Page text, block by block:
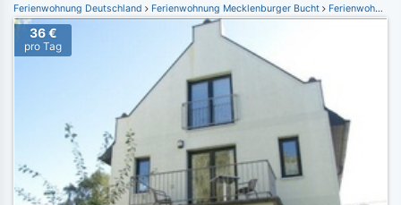
Ferienwohnung Deutschland Ferienwohnung Mecklenburger Bucht Ferienwohnung Kühlungsborn
36 €
pro Tag